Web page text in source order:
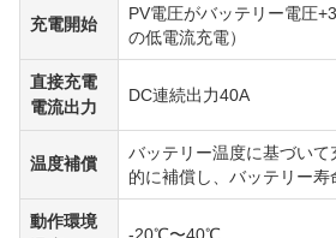
充電開始
PV電圧がバッテリー電圧
の低電流充電）
直接充電
電流出力
DC連続出力40A
温度補償
バッテリー温度に基づい
的に補償し、バッテリー寿
動作環境